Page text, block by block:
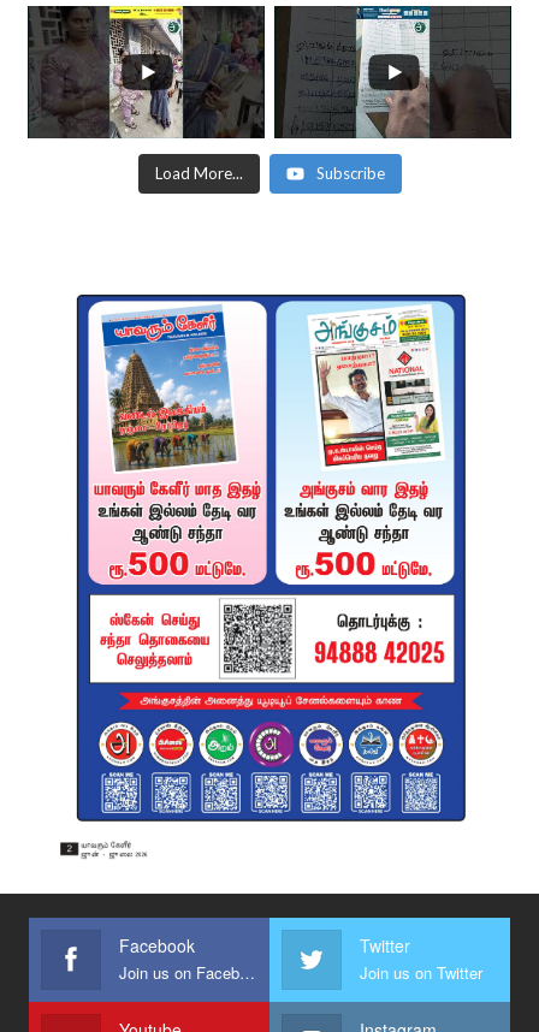
Load More... Subscribe
Facebook
Join us on Facebook
Twitter
Join us on Twitter